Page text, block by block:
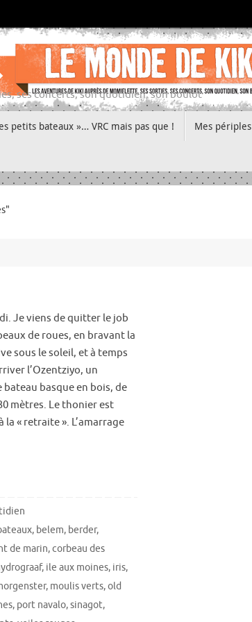
ses concerts, son quotidien, son boulot
petits bateaux »… VRC mais pas que ! Mes périples
Je viens de quitter le job
de roues, en bravant la
sous le soleil, et à temps
l’Ozentziyo, un
basque en bois, de
mètres. Le thonier est
la « retraite ». L’amarrage
, belem, berder,
de marin,corbeau des
, ile aux moines, iris,
, moulis verts,old
, port navalo,sinagot,